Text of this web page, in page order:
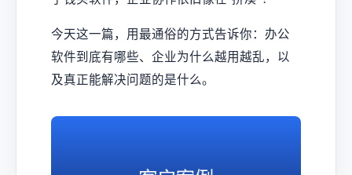
今天这一篇，用最通俗的方式告诉你：办公
软件到底有哪些、企业为什么越用越乱，以
及真正能解决问题的是什么。